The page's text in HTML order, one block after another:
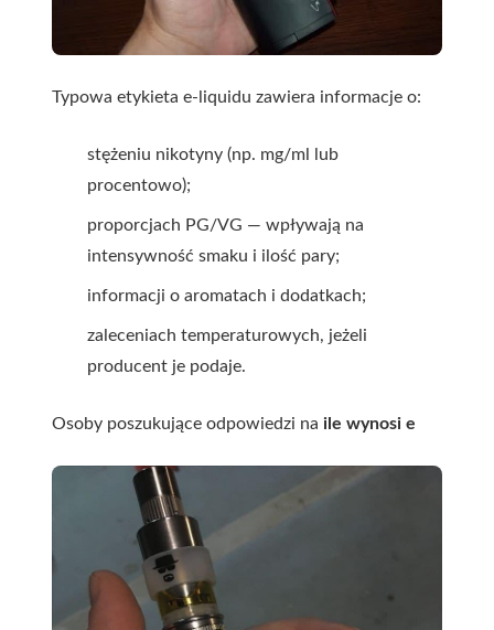
Typowa etykieta e-liquidu zawiera informacje o:
stężeniu nikotyny (np. mg/ml lub
procentowo);
proporcjach PG/VG — wpływają na
intensywność smaku i ilość pary;
informacji o aromatach i dodatkach;
zaleceniach temperaturowych, jeżeli
producent je podaje.
Osoby poszukujące odpowiedzi na ile wynosi e